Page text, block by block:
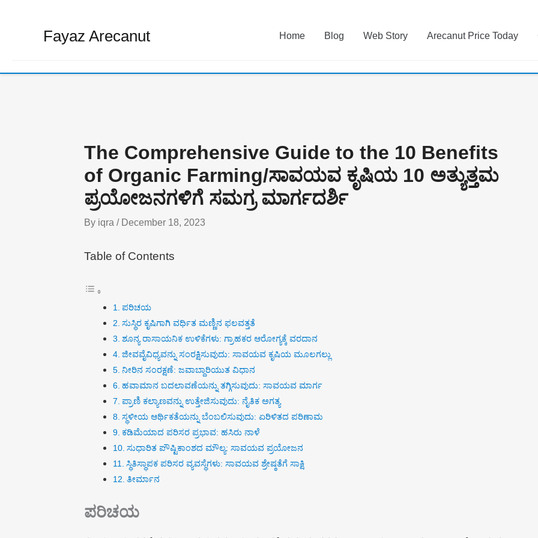
Fayaz Arecanut Home Blog Web Story Arecanut Price Today
The Comprehensive Guide to the 10 Benefits
of Organic Farming/ಸಾವಯವ ಕೃಷಿಯ 10 ಅತ್ಯುತ್ತಮ
ಪ್ರಯೋಜನಗಳಿಗೆ ಸಮಗ್ರ ಮಾರ್ಗದರ್ಶಿ
By iqra / December 18, 2023
Table of Contents
ಪರಿಚಯ
ಸುಸ್ಥಿರ ಕೃಷಿಗಾಗಿ ವರ್ಧಿತ ಮಣ್ಣಿನ ಫಲವತ್ತತೆ
ಶೂನ್ಯ ರಾಸಾಯನಿಕ ಉಳಿಕೆಗಳು: ಗ್ರಾಹಕರ ಆರೋಗ್ಯಕ್ಕೆ ವರದಾನ
ಜೀವವೈವಿಧ್ಯವನ್ನು ಸಂರಕ್ಷಿಸುವುದು: ಸಾವಯವ ಕೃಷಿಯ ಮೂಲಗಲ್ಲು
ನೀರಿನ ಸಂರಕ್ಷಣೆ: ಜವಾಬ್ದಾರಿಯುತ ವಿಧಾನ
ಹವಾಮಾನ ಬದಲಾವಣೆಯನ್ನು ತಗ್ಗಿಸುವುದು: ಸಾವಯವ ಮಾರ್ಗ
ಪ್ರಾಣಿ ಕಲ್ಯಾಣವನ್ನು ಉತ್ತೇಜಿಸುವುದು: ನೈತಿಕ ಅಗತ್ಯ
ಸ್ಥಳೀಯ ಆರ್ಥಿಕತೆಯನ್ನು ಬೆಂಬಲಿಸುವುದು: ಏರಿಳಿತದ ಪರಿಣಾಮ
ಕಡಿಮೆಯಾದ ಪರಿಸರ ಪ್ರಭಾವ: ಹಸಿರು ನಾಳೆ
ಸುಧಾರಿತ ಪೌಷ್ಟಿಕಾಂಶದ ಮೌಲ್ಯ: ಸಾವಯವ ಪ್ರಯೋಜನ
ಸ್ಥಿತಿಸ್ಥಾಪಕ ಪರಿಸರ ವ್ಯವಸ್ಥೆಗಳು: ಸಾವಯವ ಶ್ರೇಷ್ಠತೆಗೆ ಸಾಕ್ಷಿ
ತೀರ್ಮಾನ
ಪರಿಚಯ